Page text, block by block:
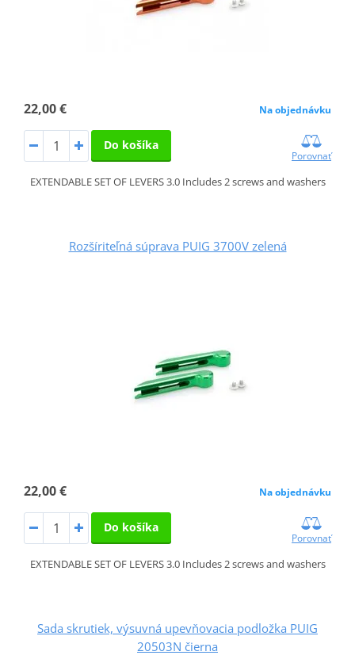
22,00 € Na objednávku
Do košíka
Porovnať
EXTENDABLE SET OF LEVERS 3.0 Includes 2 screws and washers
Rozšíriteľná súprava PUIG 3700V zelená
22,00 € Na objednávku
Do košíka
Porovnať
EXTENDABLE SET OF LEVERS 3.0 Includes 2 screws and washers
Sada skrutiek, výsuvná upevňovacia podložka PUIG
20503N čierna